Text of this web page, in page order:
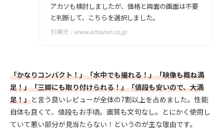
アカソも検討しましたが、価格と両面の画面は不要
と判断して、こちらを選択しました。
引用元： www.amazon.co.jp
「かなりコンパクト！」「水中でも撮れる！」「映像も概ね満
足！」「三脚にも取り付けられる！」「値段も安いので、大満
足！」と言う良いレビューが全体の7割以上を占めました。性能
自体も良くて、値段もお手頃。画質も文句なし。とにかく使用し
ていて悪い部分が見当たらない！というのが主な理由です。